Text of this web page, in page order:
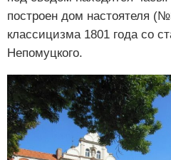
построен дом настоятеля
классицизма 1801 года со
Непомуцкого.